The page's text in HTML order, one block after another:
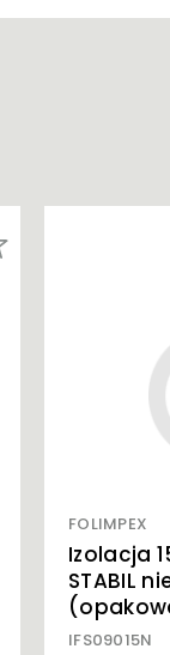
FOLIMPEX
Izolacja
STABIL
IFS09015N